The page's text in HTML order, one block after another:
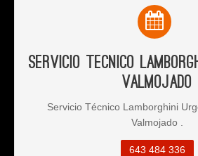
Servicio Tecnico
Valmojado
Servicio Técnico Lamborghini
Valmojado .
643 484 336